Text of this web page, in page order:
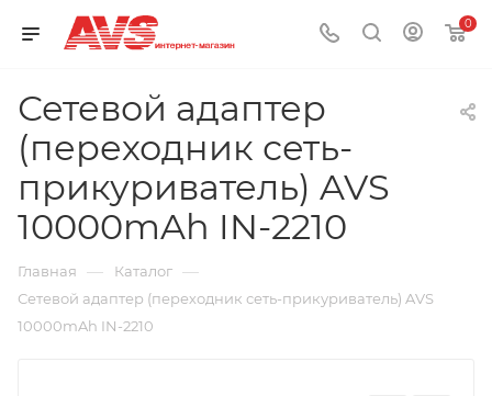
0
Сетевой адаптер
(переходник сеть-
прикуриватель) AVS
10000mAh IN-2210
Главная — Каталог —
Сетевой адаптер (переходник сеть-прикуриватель) AVS
10000mAh IN-2210